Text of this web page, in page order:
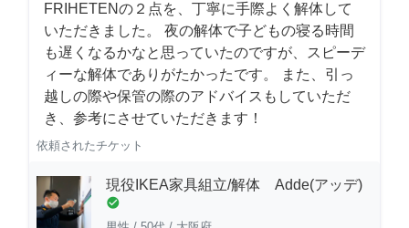
FRIHETENの２点を、丁寧に手際よく解体して
いただきました。 夜の解体で子どもの寝る時間
も遅くなるかなと思っていたのですが、スピーデ
ィーな解体でありがたかったです。 また、引っ
越しの際や保管の際のアドバイスもしていただ
き、参考にさせていただきます！
依頼されたチケット
現役IKEA家具組立/解体 Adde(アッデ)
check_circle